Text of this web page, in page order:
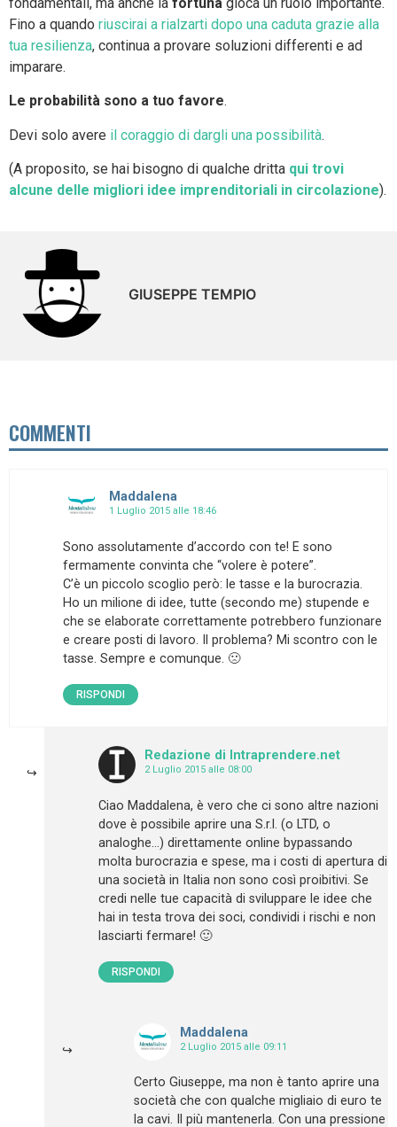
Fino a quando riuscirai a rialzarti dopo una caduta grazie alla
tua resilienza, continua a provare soluzioni differenti e ad
imparare.
Le probabilità sono a tuo favore.
Devi solo avere il coraggio di dargli una possibilità.
(A proposito, se hai bisogno di qualche dritta qui trovi
alcune delle migliori idee imprenditoriali in circolazione).
GIUSEPPE TEMPIO
COMMENTI
Maddalena
1 Luglio 2015 alle 18:46
Sono assolutamente d’accordo con te! E sono
fermamente convinta che “volere è potere”.
C’è un piccolo scoglio però: le tasse e la burocrazia.
Ho un milione di idee, tutte (secondo me) stupende e
che se elaborate correttamente potrebbero funzionare
e creare posti di lavoro. Il problema? Mi scontro con le
tasse. Sempre e comunque. 🙁
RISPONDI
Redazione di Intraprendere.net
2 Luglio 2015 alle 08:00
Ciao Maddalena, è vero che ci sono altre nazioni
dove è possibile aprire una S.r.l. (o LTD, o
analoghe…) direttamente online bypassando
molta burocrazia e spese, ma i costi di apertura di
una società in Italia non sono così proibitivi. Se
credi nelle tue capacità di sviluppare le idee che
hai in testa trova dei soci, condividi i rischi e non
lasciarti fermare! 🙂
RISPONDI
Maddalena
2 Luglio 2015 alle 09:11
Certo Giuseppe, ma non è tanto aprire una
società che con qualche migliaio di euro te
la cavi. Il più mantenerla. Con una pressione